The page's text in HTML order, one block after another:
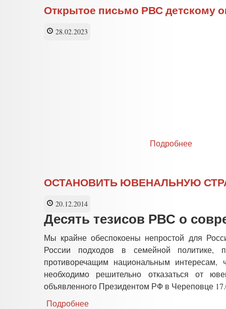
программа
РВС
Открытое письмо РВС детскому
28.02.2023
Подробнее
детскому
ОСТАНОВИТЬ ЮВЕНАЛЬНУЮ
20.12.2014
Десять тезисов РВС о
Мы крайне обеспокоены непростой для
России подходов в семейной политике,
противоречащим национальным
необходимо решительно отказаться от
объявленного Президентом РФ в Череповце
Подробнее